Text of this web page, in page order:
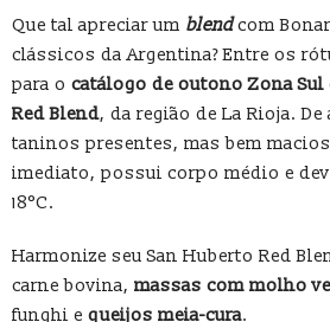
Que tal apreciar um blend com
clássicos da Argentina? Entre os
para o catálogo de outono Zona Sul
Red Blend, da região de La Rioja.
taninos presentes, mas bem
imediato, possui corpo médio e
18°C.
Harmonize seu San Huberto Red
carne bovina, massas com molho
funghi e queijos meia-cura.